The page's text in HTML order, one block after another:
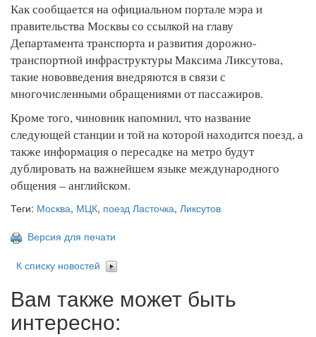
Как сообщается на официальном портале мэра и
правительства Москвы со ссылкой на главу
Департамента транспорта и развития дорожно-
транспортной инфраструктуры Максима Ликсутова,
такие нововведения внедряются в связи с
многочисленными обращениями от пассажиров.
Кроме того, чиновник напомнил, что название
следующей станции и той на которой находится поезд, а
также информация о пересадке на метро будут
дублировать на важнейшем языке международного
общения – английском.
Теги: Москва, МЦК, поезд Ласточка, Ликсутов
Версия для печати
К списку новостей
Вам также может быть
интересно: